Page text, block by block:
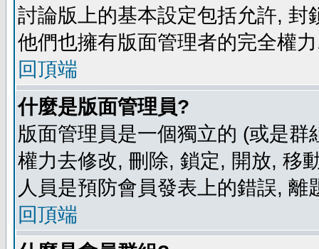
討論版上的基本設定包括允許,
他們也擁有版面管理者的完全權
回頂端
什麼是版面管理員?
版面管理員是一個獨立的 (或是
權力去修改, 刪除, 鎖定, 開放, 移
人員是預防會員發表上的錯誤, 離
回頂端